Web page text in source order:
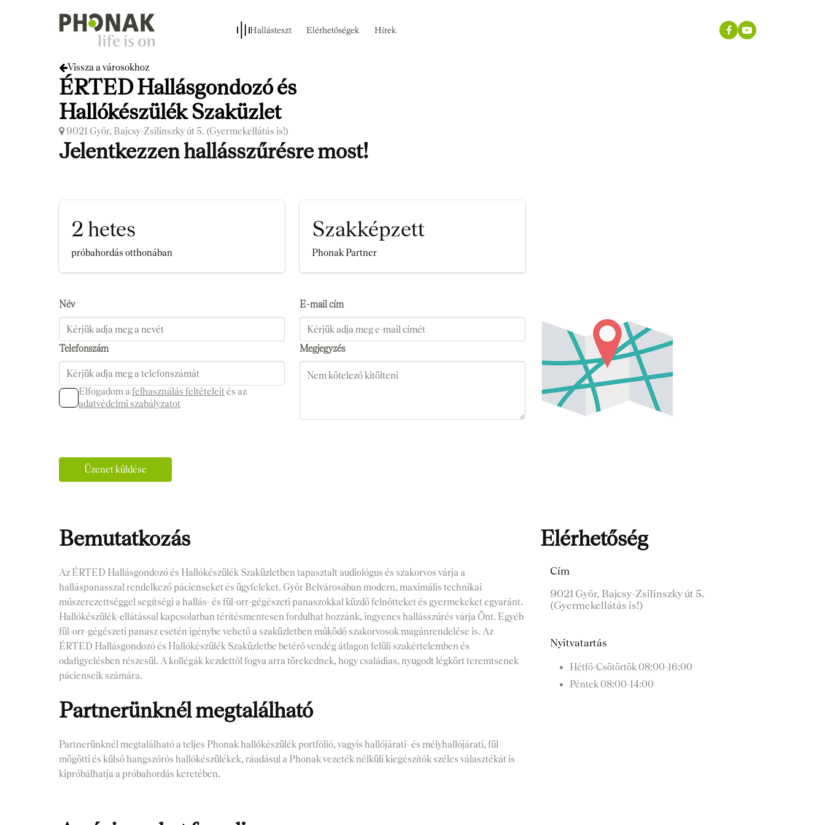
Hallásteszt Elérhetőségek Hírek
Vissza a városokhoz
ÉRTED Hallásgondozó és
Hallókészülék Szaküzlet
9021 Győr, Bajcsy-Zsilinszky út 5. (Gyermekellátás is!)
Jelentkezzen hallásszűrésre most!
2 hetes
próbahordás otthonában
Szakképzett
Phonak Partner
Név
Telefonszám
Elfogadom a felhasználás feltételeités az
adatvédelmi szabályzatot
E-mail cím
Megjegyzés
Üzenet küldése
Bemutatkozás
Az ÉRTED Hallásgondozó és Hallókészülék Szaküzletben tapasztalt audiológus és szakorvos várja a
halláspanasszal rendelkező pácienseket és ügyfeleket. Győr Belvárosában modern, maximális technikai
műszerezettséggel segítségi a hallás- és fül-orr-gégészeti panaszokkal küzdő felnőtteket és gyermekeket egyaránt.
Hallókészülék-ellátással kapcsolatban térítésmentesen fordulhat hozzánk, ingyenes hallásszűrés várja Önt. Egyéb
fül-orr-gégészeti panasz esetén igénybe vehető a szaküzletben működő szakorvosok magánrendelése is. Az
ÉRTED Hallásgondozó és Hallókészülék Szaküzletbe betérő vendég átlagon felüli szakértelemben és
odafigyelésben részesül. A kollégák kezdettől fogva arra törekednek, hogy családias, nyugodt légkört teremtsenek
pácienseik számára.
Partnerünknél megtalálható
Partnerünknél megtalálható a teljes Phonak hallókészülék portfólió, vagyis hallójárati- és mélyhallójárati, fül
mögötti és külső hangszórós hallókészülékek, ráadásul a Phonak vezeték nélküli kiegészítők széles választékát is
kipróbálhatja a próbahordás keretében.
Elérhetőség
Cím
9021 Győr, Bajcsy-Zsilinszky út 5.
(Gyermekellátás is!)
Nyitvatartás
Hétfő-Csötörtök 08:00-16:00
Péntek 08:00-14:00